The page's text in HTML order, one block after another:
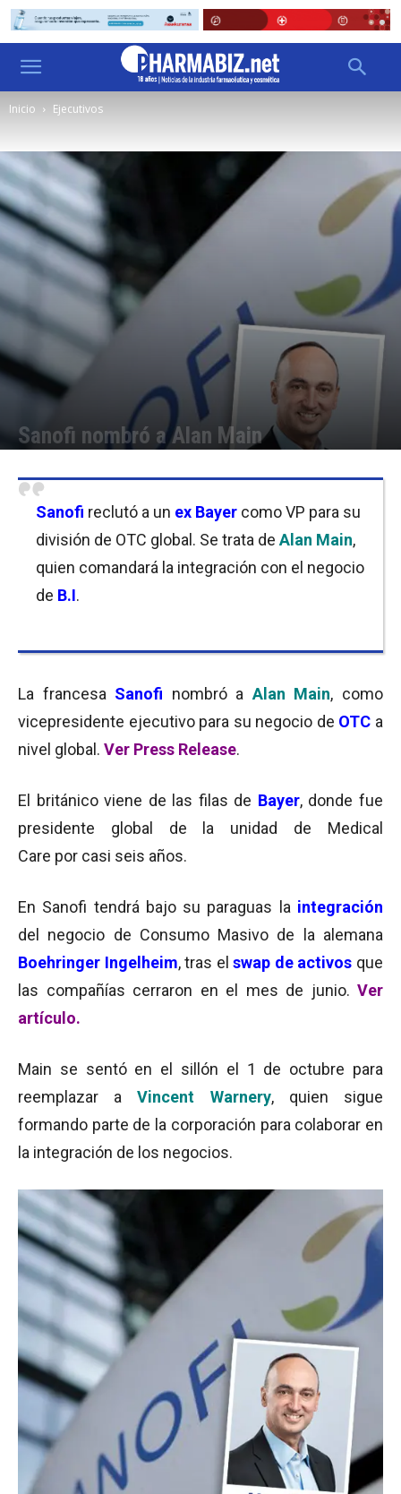
Inicio Ejecutivos
Sanofi nombró a Alan Main
Sanofi reclutó a un ex Bayer como VP para su
división de OTC global. Se trata de Alan Main,
quien comandará la integración con el negocio
de B.I.
La francesa Sanofi nombró a Alan Main, como
vicepresidente ejecutivo para su negocio de OTC a
nivel global. Ver Press Release.
El británico viene de las filas de Bayer, donde fue
presidente global de la unidad de Medical
Care por casi seis años.
En Sanofi tendrá bajo su paraguas la integración
del negocio de Consumo Masivo de la alemana
Boehringer Ingelheim, tras elswap de activos que
las compañías cerraron en el mes de junio. Ver
artículo.
Main se sentó en el sillón el 1 de octubre para
reemplazar aVincent Warnery, quien sigue
formando parte de la corporación para colaborar en
la integración de los negocios.